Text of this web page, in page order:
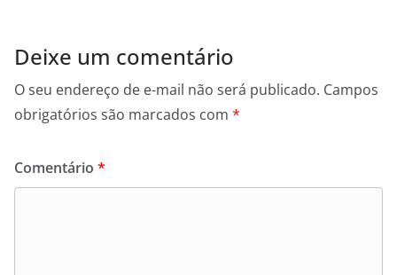
Deixe um comentário
O seu endereço de e-mail não será publicado. Campos
obrigatórios são marcados com *
Comentário *